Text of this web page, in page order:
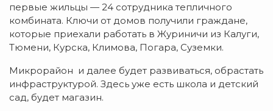
первые жильцы — 24 сотрудника тепличного
комбината. Ключи от домов получили граждане,
которые приехали работать в Журиничи из Калуги,
Тюмени, Курска, Климова, Погара, Суземки.
Микрорайон и далее будет развиваться, обрастать
инфраструктурой. Здесь уже есть школа и детский
сад, будет магазин.